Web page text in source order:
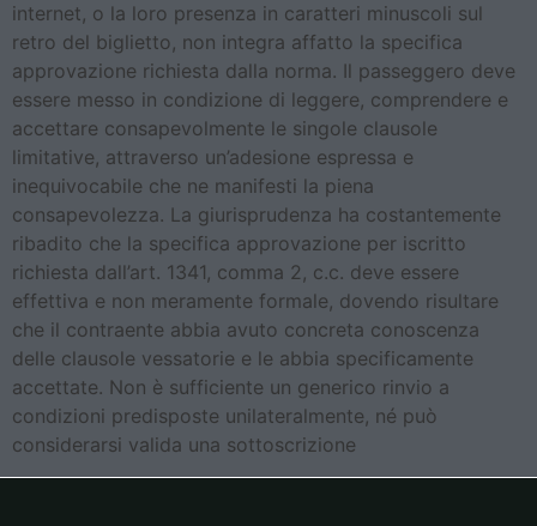
internet, o la loro presenza in caratteri minuscoli sul
retro del biglietto, non integra affatto la specifica
approvazione richiesta dalla norma. Il passeggero deve
essere messo in condizione di leggere, comprendere e
accettare consapevolmente le singole clausole
limitative, attraverso un’adesione espressa e
inequivocabile che ne manifesti la piena
consapevolezza. La giurisprudenza ha costantemente
ribadito che la specifica approvazione per iscritto
richiesta dall’art. 1341, comma 2, c.c. deve essere
effettiva e non meramente formale, dovendo risultare
che il contraente abbia avuto concreta conoscenza
delle clausole vessatorie e le abbia specificamente
accettate. Non è sufficiente un generico rinvio a
condizioni predisposte unilateralmente, né può
considerarsi valida una sottoscrizione